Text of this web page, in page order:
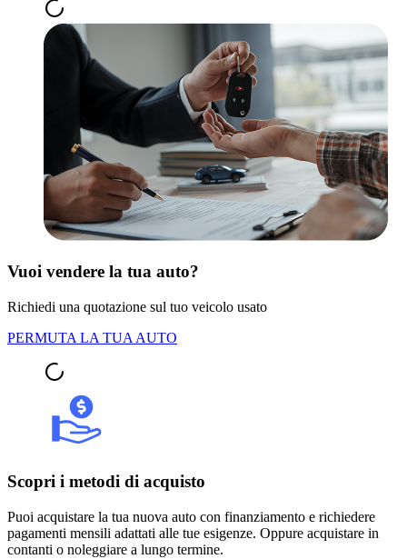
Vuoi vendere la tua auto?
Richiedi una quotazione sul tuo veicolo usato
PERMUTA LA TUA AUTO
Scopri i metodi di acquisto
Puoi acquistare la tua nuova auto con finanziamento e richiedere
pagamenti mensili adattati alle tue esigenze. Oppure acquistare in
contanti o noleggiare a lungo termine.